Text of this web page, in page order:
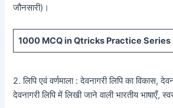
जौनसारी)।
1000 MCQ in Qtricks Practice Series
2. लिपि एवं वर्णमाला : देवनागरी लिपि का विकास,
देवनागरी लिपि में लिखी जाने वाली भारतीय भाषाएँ,